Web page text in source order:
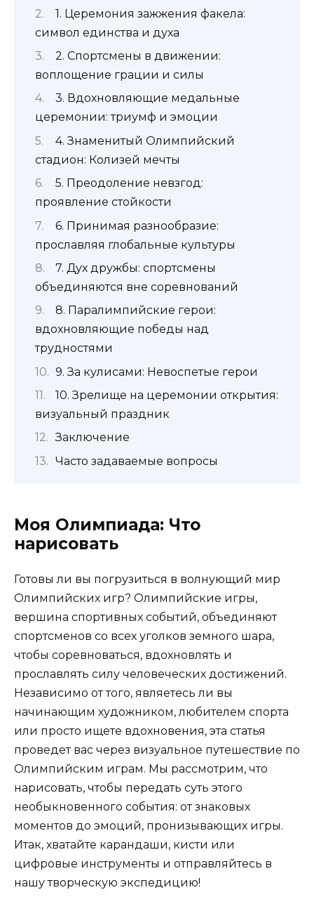
1. Церемония зажжения факела:
символ единства и духа
2. Спортсмены в движении:
воплощение грации и силы
3. Вдохновляющие медальные
церемонии: триумф и эмоции
4. Знаменитый Олимпийский
стадион: Колизей мечты
5. Преодоление невзгод:
проявление стойкости
6. Принимая разнообразие:
прославляя глобальные культуры
7. Дух дружбы: спортсмены
объединяются вне соревнований
8. Паралимпийские герои:
вдохновляющие победы над
трудностями
9. За кулисами: Невоспетые герои
10. Зрелище на церемонии открытия:
визуальный праздник
Заключение
Часто задаваемые вопросы
Моя Олимпиада: Что
нарисовать
Готовы ли вы погрузиться в волнующий мир
Олимпийских игр? Олимпийские игры,
вершина спортивных событий, объединяют
спортсменов со всех уголков земного шара,
чтобы соревноваться, вдохновлять и
прославлять силу человеческих достижений.
Независимо от того, являетесь ли вы
начинающим художником, любителем спорта
или просто ищете вдохновения, эта статья
проведет вас через визуальное путешествие по
Олимпийским играм. Мы рассмотрим, что
нарисовать, чтобы передать суть этого
необыкновенного события: от знаковых
моментов до эмоций, пронизывающих игры.
Итак, хватайте карандаши, кисти или
цифровые инструменты и отправляйтесь в
нашу творческую экспедицию!